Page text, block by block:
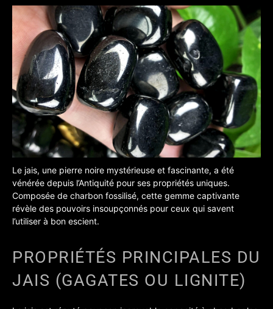
Le jais, une pierre noire mystérieuse et fascinante, a été
vénérée depuis l’Antiquité pour ses propriétés uniques.
Composée de charbon fossilisé, cette gemme captivante
révèle des pouvoirs insoupçonnés pour ceux qui savent
l’utiliser à bon escient.
PROPRIÉTÉS PRINCIPALES DU
JAIS (GAGATES OU LIGNITE)